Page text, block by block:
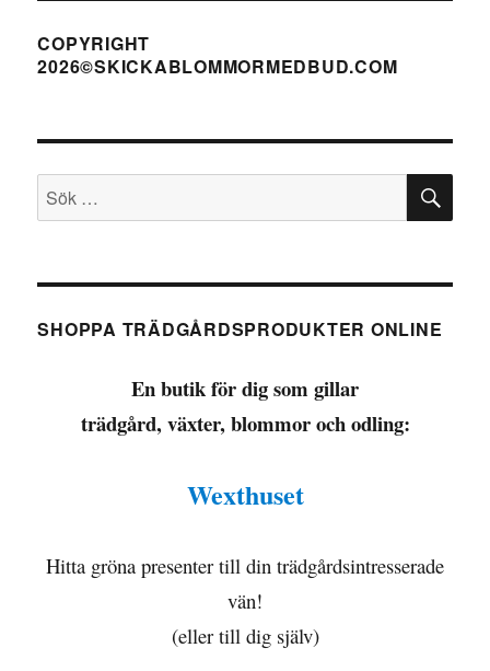
COPYRIGHT
2026©SKICKABLOMMORMEDBUD.COM
Sök
efter:
SHOPPA TRÄDGÅRDSPRODUKTER ONLINE
En butik för dig som gillar
trädgård, växter, blommor och odling:
Wexthuset
Hitta gröna presenter till din trädgårdsintresserade
vän!
(eller till dig själv)